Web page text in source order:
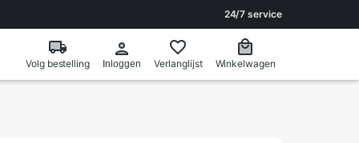
24/7 service
Volg bestelling Inloggen Verlanglijst Winkelwagen